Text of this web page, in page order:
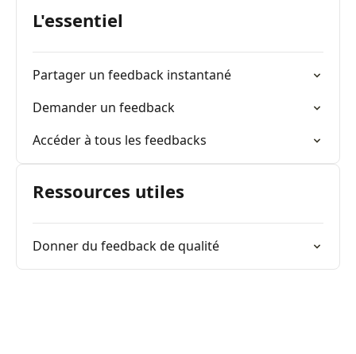
L'essentiel
Partager un feedback instantané
Demander un feedback
Accéder à tous les feedbacks
Ressources utiles
Donner du feedback de qualité